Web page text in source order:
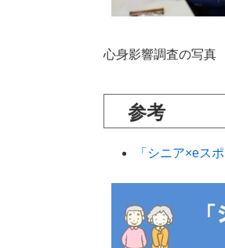
心身影響調査の写真
参考
「シニア×eス